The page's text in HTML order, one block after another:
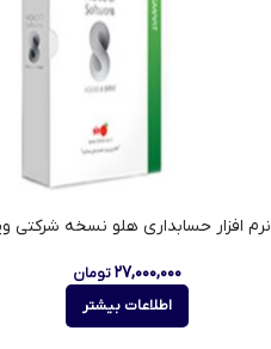
نرم افزار حسابداری هلو نسخه شرکتی
۲۷,۰۰۰,۰۰۰ تومان
اطلاعات بیشتر